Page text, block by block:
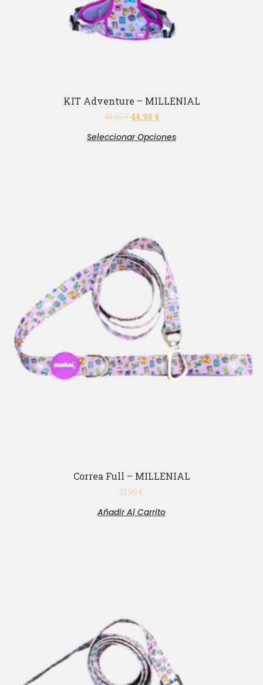
KIT Adventure – MILLENIAL
48,95€44,95 €
Seleccionar Opciones
Correa Full – MILLENIAL
21,95 €
Añadir Al Carrito